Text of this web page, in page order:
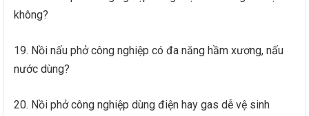
không?
19. Nồi nấu phở công nghiệp có đa năng hầm xương, nấu
nước dùng?
20. Nồi phở công nghiệp dùng điện hay gas dễ vệ sinh